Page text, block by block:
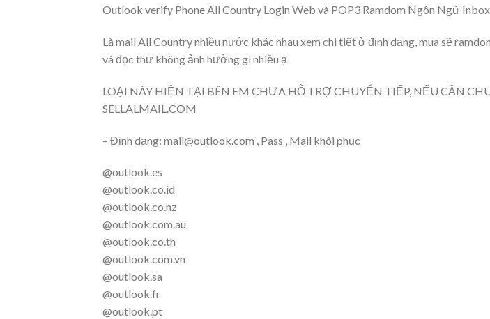
Outlook verify Phone All Country Login Web và POP3 Ramdom Ngôn Ngữ
Là mail All Country nhiều nước khác nhau xem chi tiết ở định dạng, mua sẽ
và đọc thư không ảnh hưởng gì nhiều ạ
LOẠI NÀY HIỆN TẠI BÊN EM CHƯA HỖ TRỢ CHUYỂN TIẾP, NẾU CẦN
SELLALMAIL.COM
– Định dạng: mail@outlook.com , Pass , Mail khôi phục
@outlook.es
@outlook.co.id
@outlook.co.nz
@outlook.com.au
@outlook.co.th
@outlook.com.vn
@outlook.sa
@outlook.fr
@outlook.pt